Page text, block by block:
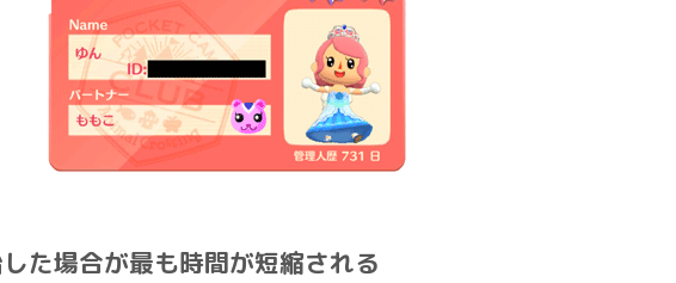
た場合が最も時間が短縮される